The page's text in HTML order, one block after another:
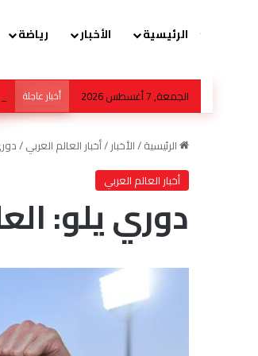
الرئيسية الأخبار رياضة
الجمعة, 7 أغسطس 2026 أخبار عاجلة
الرئيسية/الأخبار/أخبار العالم العربي/
أخبار العالم العربي
دوري يلو: